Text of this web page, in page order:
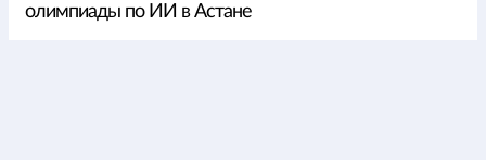
олимпиады по ИИ в Астане